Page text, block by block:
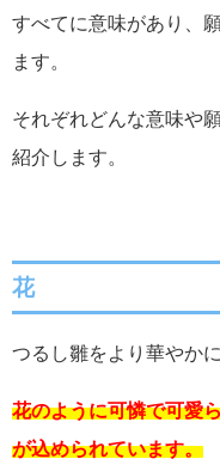
すべてに意味があり、
ます。
それぞれどんな意味や
紹介します。
花
つるし雛をより華やか
花のように可憐で可愛
が込められています。